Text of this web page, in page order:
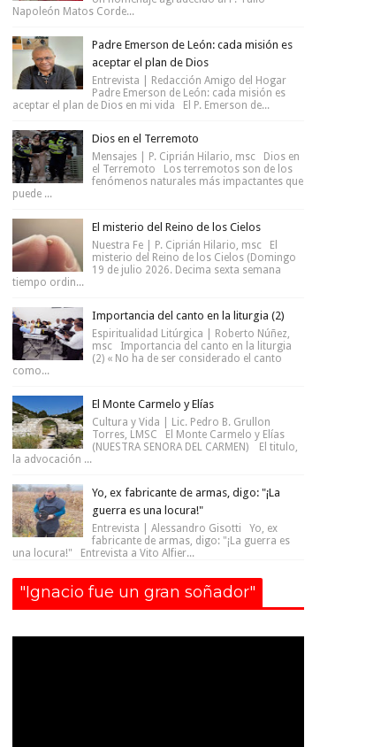
Napoleón Matos Corde...
Padre Emerson de León: cada misión es
aceptar el plan de Dios
Entrevista | Redacción Amigo del Hogar
Padre Emerson de León: cada misión es
aceptar el plan de Dios en mi vida El P. Emerson de...
Dios en el Terremoto
Mensajes | P. Ciprián Hilario, msc Dios en
el Terremoto Los terremotos son de los
fenómenos naturales más impactantes que
puede ...
El misterio del Reino de los Cielos
Nuestra Fe | P. Ciprián Hilario, msc El
misterio del Reino de los Cielos (Domingo
19 de julio 2026. Decima sexta semana
tiempo ordin...
Importancia del canto en la liturgia (2)
Espiritualidad Litúrgica | Roberto Núñez,
msc Importancia del canto en la liturgia
(2) « No ha de ser considerado el canto
como...
El Monte Carmelo y Elías
Cultura y Vida | Lic. Pedro B. Grullon
Torres, LMSC El Monte Carmelo y Elías
(NUESTRA SENORA DEL CARMEN) El titulo,
la advocación ...
Yo, ex fabricante de armas, digo: "¡La
guerra es una locura!"
Entrevista | Alessandro Gisotti Yo, ex
fabricante de armas, digo: "¡La guerra es
una locura!" Entrevista a Vito Alfier...
"Ignacio fue un gran soñador"